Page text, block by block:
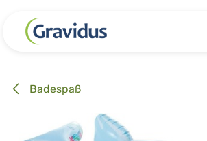
Badespaß